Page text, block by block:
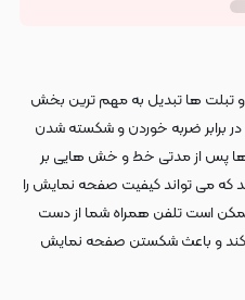
ها تبدیل به مهم ترین بخش
برابر ضربه خوردن و شکسته شدن
پس از مدتی خط و خش هایی بر
می تواند کیفیت صفحه نمایش را
است تلفن همراه شما از دست
کند و باعث شکستن صفحه نمایش